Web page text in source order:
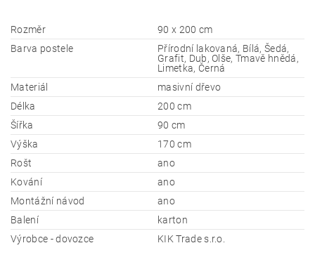
Rozměr
90 x 200 cm
Barva postele
Přírodní lakovaná, Bílá, Šedá,
Grafit, Dub, Olše, Tmavě hnědá,
Limetka, Černá
Materiál
masivní dřevo
Délka
200 cm
Šířka
90 cm
Výška
170 cm
Rošt
ano
Kování
ano
Montážní návod
ano
Balení
karton
Výrobce - dovozce
KIK Trade s.r.o.